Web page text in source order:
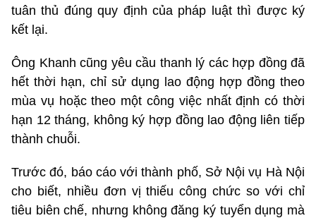
tuân thủ đúng quy định của pháp luật thì được ký
kết lại.
Ông Khanh cũng yêu cầu thanh lý các hợp đồng đã
hết thời hạn, chỉ sử dụng lao động hợp đồng theo
mùa vụ hoặc theo một công việc nhất định có thời
hạn 12 tháng, không ký hợp đồng lao động liên tiếp
thành chuỗi.
Trước đó, báo cáo với thành phố, Sở Nội vụ Hà Nội
cho biết, nhiều đơn vị thiếu công chức so với chỉ
tiêu biên chế, nhưng không đăng ký tuyển dụng mà